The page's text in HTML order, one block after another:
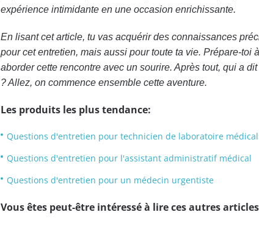
expérience intimidante en une occasion enrichissante.
En lisant cet article, tu vas acquérir des connaissances
pour cet entretien, mais aussi pour toute ta vie. Prépare-toi
aborder cette rencontre avec un sourire. Après tout, qui a
? Allez, on commence ensemble cette aventure.
Les produits les plus tendance:
Questions d'entretien pour technicien de laboratoire médical
Questions d'entretien pour l'assistant administratif médical
Questions d'entretien pour un médecin urgentiste
Vous êtes peut-être intéressé à lire ces autres